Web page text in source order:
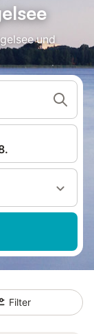
und
Filter